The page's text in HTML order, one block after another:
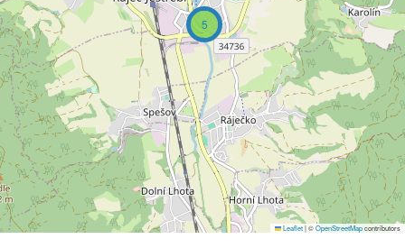
5
Leaflet|©OpenStreetMapcontributors